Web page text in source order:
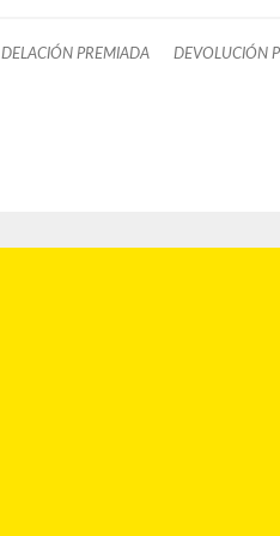
DELACIÓN PREMIADA DEVOLUCIÓN